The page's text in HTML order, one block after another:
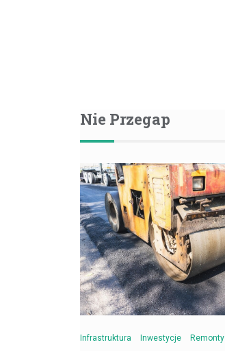
Nie Przegap
Infrastruktura Inwestycje Remonty